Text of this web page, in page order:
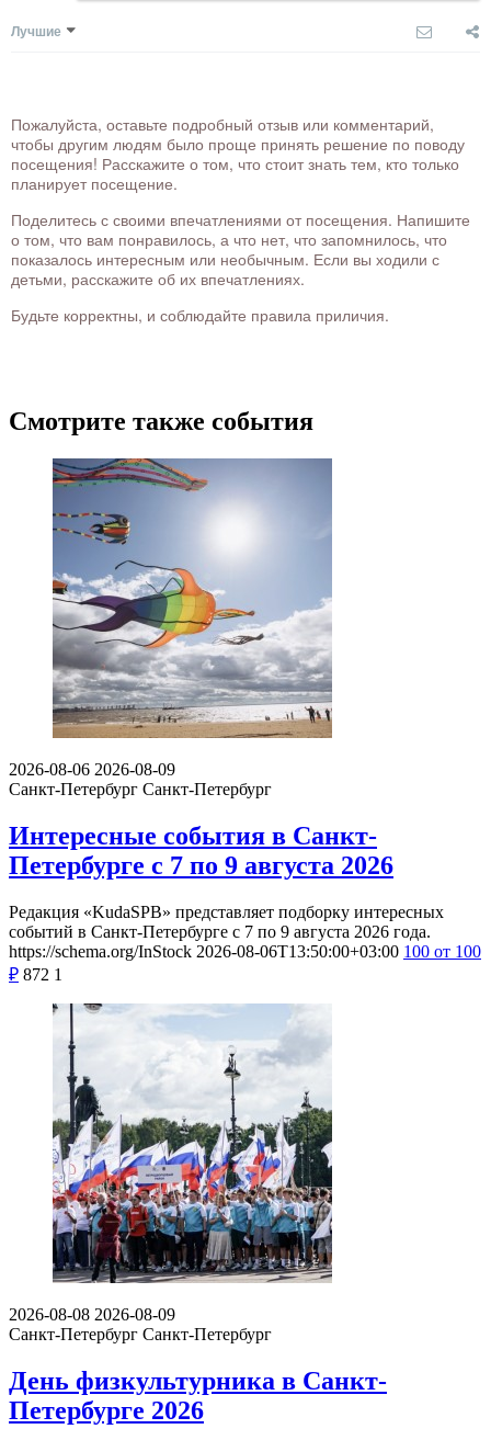
Лучшие
Пожалуйста, оставьте подробный отзыв или комментарий,
чтобы другим людям было проще принять решение по поводу
посещения! Расскажите о том, что стоит знать тем, кто только
планирует посещение.
Поделитесь с своими впечатлениями от посещения. Напишите
о том, что вам понравилось, а что нет, что запомнилось, что
показалось интересным или необычным. Если вы ходили с
детьми, расскажите об их впечатлениях.
Будьте корректны, и соблюдайте правила приличия.
Смотрите также события
2026-08-06 2026-08-09
Санкт-Петербург Санкт-Петербург
Интересные события в Санкт-
Петербурге с 7 по 9 августа 2026
Редакция «KudaSPB» представляет подборку интересных
событий в Санкт-Петербурге с 7 по 9 августа 2026 года.
https://schema.org/InStock 2026-08-06T13:50:00+03:00 100 от 100
₽ 872 1
2026-08-08 2026-08-09
Санкт-Петербург Санкт-Петербург
День физкультурника в Санкт-
Петербурге 2026